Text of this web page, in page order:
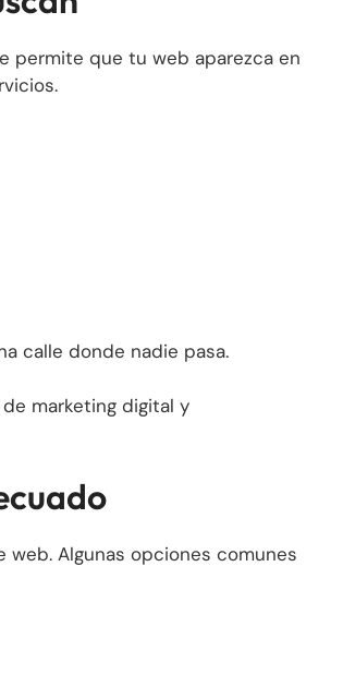
permite que tu web aparezca en
calle donde nadie pasa.
marketing digital y
Algunas opciones comunes